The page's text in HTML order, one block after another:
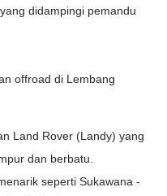
didampingi pemandu
offroad di Lembang
Land Rover (Landy) yang
dan berbatu.
seperti Sukawana -